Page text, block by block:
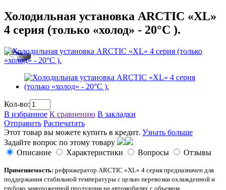
Холодильная установка ARCTIC «XL»
4 серия (только «холод» - 20°C ).
Кол-во:
В избранное К сравнению В закладки
Отправить Распечатать
Этот товар вы можете купить в кредит. Узнать больше
Задайте вопрос по этому товару
Описание
Характеристики Вопросы Отзывы
Применяемость: рефрижератор ARCTIC «XL» 4 серия предназначен для
поддержания стабильной температуры с целью перевозки охлажденной и
глубоко замороженной продукции на автомобилях с объемом